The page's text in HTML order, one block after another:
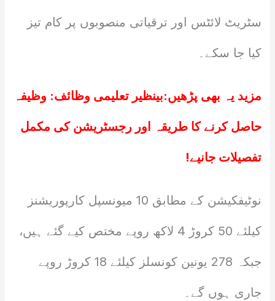
سٹریٹ لائٹس اور ترقیاتی منصوبوں پر کام تیز
کیا جا سکے۔
مزید یہ بھی پڑھیں:بینظیر تعلیمی وظائف: وظیفہ
حاصل کرنے کا طریقہ اور رجسٹریشن کی مکمل
تفصیلات جانیے!
نوٹیفکیشن کے مطابق 10 میونسپل کارپوریشنز
کیلئے 50 کروڑ 4 لاکھ روپے مختص کیے گئے ہیں،
جبکہ 278 یونین کونسلز کیلئے 18 کروڑ روپے
جاری ہوں گے۔